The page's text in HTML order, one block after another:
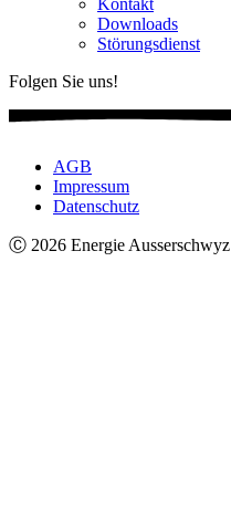
Kontakt
Downloads
Störungsdienst
Folgen Sie uns!
AGB
Impressum
Datenschutz
Ⓒ 2026 Energie